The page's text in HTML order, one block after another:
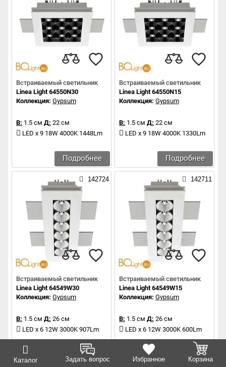
Каталог Задать вопрос Избранное Корзина
Встраиваемый светильник
Linea Light 64550N30
Коллекция: Gypsum
В: 1.5 см Д: 22 см
LED x 9 18W 4000K 1448Lm
Подробнее
Встраиваемый светильник
Linea Light 64550N15
Коллекция: Gypsum
В: 1.5 см Д: 22 см
LED x 9 18W 4000K 1330Lm
Подробнее
142724
Встраиваемый светильник
Linea Light 64549W30
Коллекция: Gypsum
В: 1.5 см Д: 26 см
LED x 6 12W 3000K 907Lm
Подробнее
142711
Встраиваемый светильник
Linea Light 64549W15
Коллекция: Gypsum
В: 1.5 см Д: 26 см
LED x 6 12W 3000K 600Lm
Подробнее